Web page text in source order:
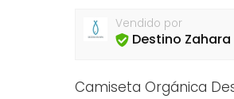
Vendido por
Destino Zahara
Camiseta Orgánica